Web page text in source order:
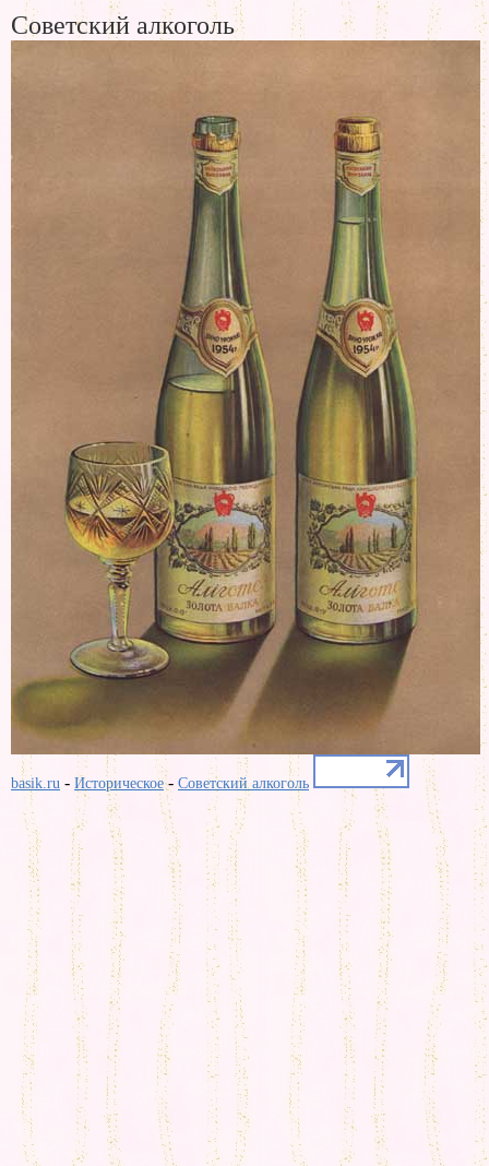
Советский алкоголь
basik.ru - Историческое- Советский алкоголь